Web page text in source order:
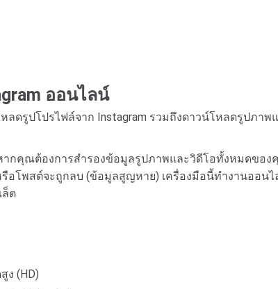
ออนไลน์
ดรูปโปรไฟล์จาก Instagram รวมถึงดาวน์โหลดรูปภาพ
ากคุณต้องการสำรองข้อมูลรูปภาพและวิดีโอทั้งหมดขอ
พสต์จะถูกลบ (ข้อมูลสูญหาย) เครื่องมือนี้ทำงานออนไ
ล็ต
ง (HD)